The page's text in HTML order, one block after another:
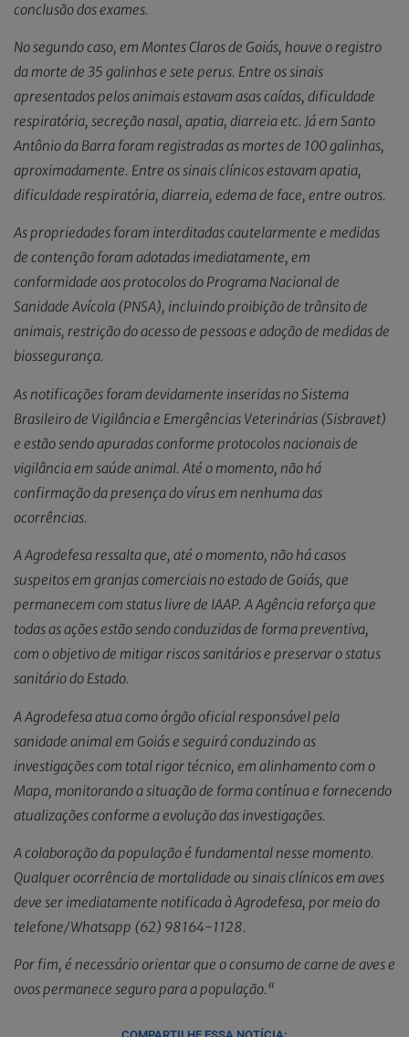
conclusão dos exames.
No segundo caso, em Montes Claros de Goiás, houve o registro
da morte de 35 galinhas e sete perus. Entre os sinais
apresentados pelos animais estavam asas caídas, dificuldade
respiratória, secreção nasal, apatia, diarreia etc. Já em Santo
Antônio da Barra foram registradas as mortes de 100 galinhas,
aproximadamente. Entre os sinais clínicos estavam apatia,
dificuldade respiratória, diarreia, edema de face, entre outros.
As propriedades foram interditadas cautelarmente e medidas
de contenção foram adotadas imediatamente, em
conformidade aos protocolos do Programa Nacional de
Sanidade Avícola (PNSA), incluindo proibição de trânsito de
animais, restrição do acesso de pessoas e adoção de medidas de
biossegurança.
As notificações foram devidamente inseridas no Sistema
Brasileiro de Vigilância e Emergências Veterinárias (Sisbravet)
e estão sendo apuradas conforme protocolos nacionais de
vigilância em saúde animal. Até o momento, não há
confirmação da presença do vírus em nenhuma das
ocorrências.
A Agrodefesa ressalta que, até o momento, não há casos
suspeitos em granjas comerciais no estado de Goiás, que
permanecem com status livre de IAAP. A Agência reforça que
todas as ações estão sendo conduzidas de forma preventiva,
com o objetivo de mitigar riscos sanitários e preservar o status
sanitário do Estado.
A Agrodefesa atua como órgão oficial responsável pela
sanidade animal em Goiás e seguirá conduzindo as
investigações com total rigor técnico, em alinhamento com o
Mapa, monitorando a situação de forma contínua e fornecendo
atualizações conforme a evolução das investigações.
A colaboração da população é fundamental nesse momento.
Qualquer ocorrência de mortalidade ou sinais clínicos em aves
deve ser imediatamente notificada à Agrodefesa, por meio do
telefone/Whatsapp (62) 98164-1128.
Por fim, é necessário orientar que o consumo de carne de aves e
ovos permanece seguro para a população.“